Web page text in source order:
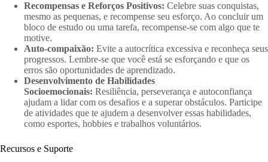
Recompensas e Reforços Positivos: Celebre suas conquistas,
mesmo as pequenas, e recompense seu esforço. Ao concluir um
bloco de estudo ou uma tarefa, recompense-se com algo que te
motive.
Auto-compaixão: Evite a autocrítica excessiva e reconheça seus
progressos. Lembre-se que você está se esforçando e que os
erros são oportunidades de aprendizado.
Desenvolvimento de Habilidades
Socioemocionais: Resiliência, perseverança e autoconfiança
ajudam a lidar com os desafios e a superar obstáculos. Participe
de atividades que te ajudem a desenvolver essas habilidades,
como esportes, hobbies e trabalhos voluntários.
Recursos e Suporte